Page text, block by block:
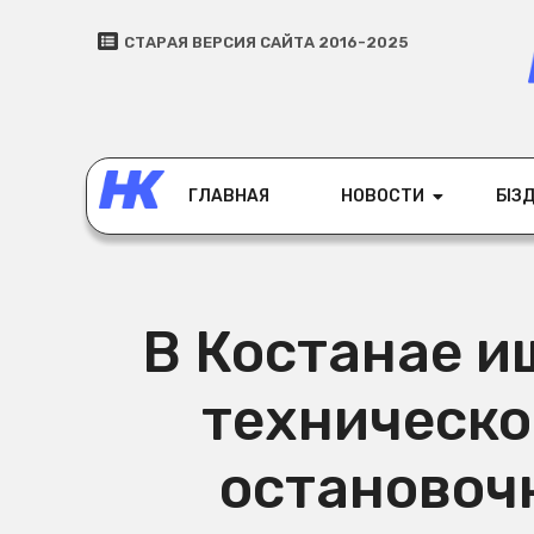
СТАРАЯ ВЕРСИЯ САЙТА 2016-2025
ГЛАВНАЯ НОВОСТИ
В Костанае